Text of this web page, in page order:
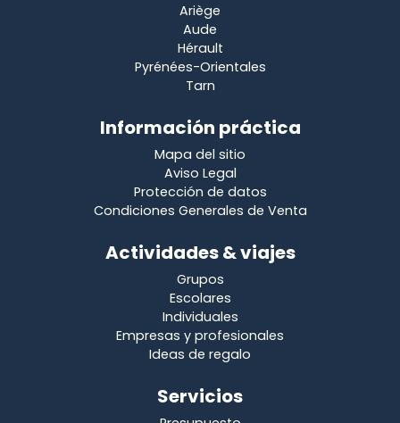
Ariège
Aude
Hérault
Pyrénées-Orientales
Tarn
Información práctica
Mapa del sitio
Aviso Legal
Protección de datos
Condiciones Generales de Venta
Actividades & viajes
Grupos
Escolares
Individuales
Empresas y profesionales
Ideas de regalo
Servicios